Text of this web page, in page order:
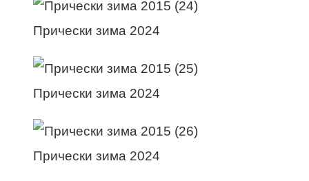
Прически зима 2024
Прически зима 2024
Прически зима 2024